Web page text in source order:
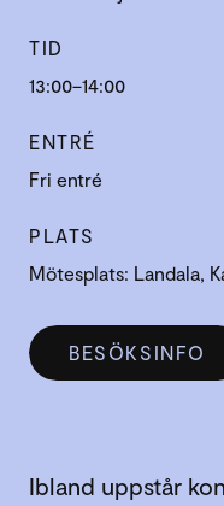
TID
13:00–14:00
ENTRÉ
Fri entré
PLATS
Mötesplats: Landala,
BESÖKSINFO
Ibland uppstår